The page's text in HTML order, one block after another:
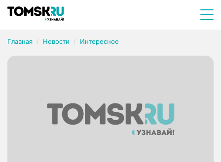
Главная Новости Интересное